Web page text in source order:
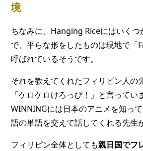
境
ちなみに、Hanging Riceにはいくつ
で、平らな形をしたものは現地で「
呼ばれているそうです。
それを教えてくれたフィリピン人の
「ケロケロけろっぴ！」と言ってい
WINNINGには日本のアニメを知っ
語の単語を交えて話してくれる先生
フィリピン全体としても親日国でフ